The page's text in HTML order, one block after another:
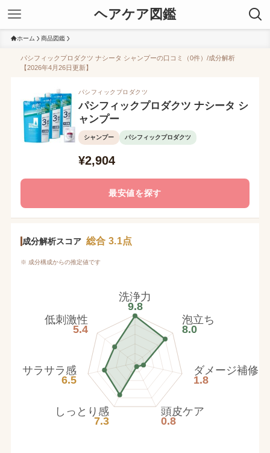
ヘアケア図鑑
ホーム 商品図鑑
パシフィックプロダクツ ナシータ シャンプーの口コミ（0件）/成分解析
【2026年4月26日更新】
パシフィックプロダクツ
パシフィックプロダクツ ナシータ シ
ャンプー
シャンプー パシフィックプロダクツ
¥2,904
最安値を探す
成分解析スコア 総合 3.1点
※ 成分構成からの推定値です
洗浄力
9.8
泡立ち
8.0
ダメージ補修
1.8
頭皮ケア
0.8
しっとり感
7.3
サラサラ感
6.5
低刺激性
5.4